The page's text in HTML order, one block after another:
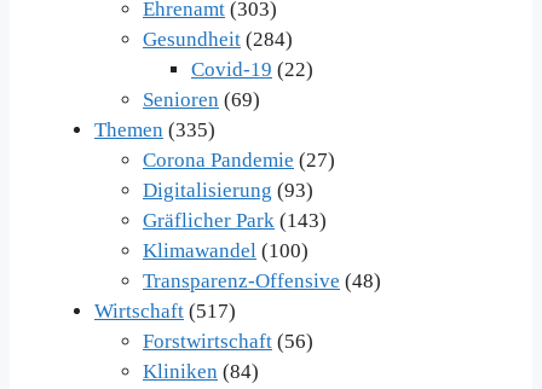
Ehrenamt (303)
Gesundheit (284)
Covid-19 (22)
Senioren (69)
Themen (335)
Corona Pandemie (27)
Digitalisierung (93)
Gräflicher Park (143)
Klimawandel (100)
Transparenz-Offensive (48)
Wirtschaft (517)
Forstwirtschaft (56)
Kliniken (84)